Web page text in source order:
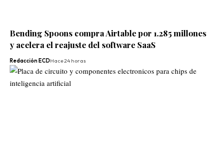
Bending Spoons compra Airtable por 1.285 millones
y acelera el reajuste del software SaaS
Redacción ECDHace 24 horas